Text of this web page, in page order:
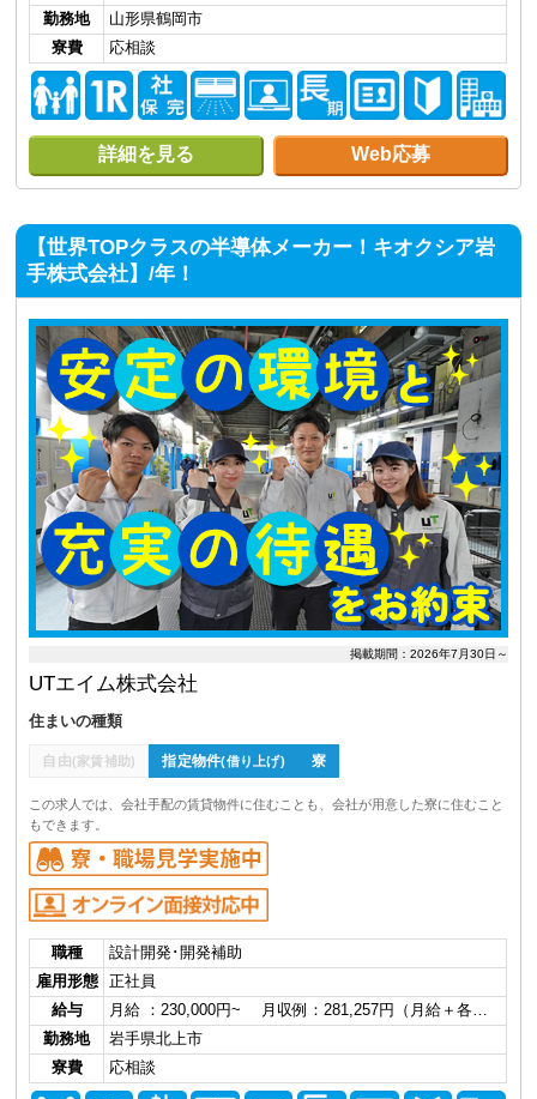
勤務地
山形県鶴岡市
寮費
応相談
詳細を見る Web応募
【世界TOPクラスの半導体メーカー！キオクシア岩
手株式会社】/年！
掲載期間：2026年7月30日～
UTエイム株式会社
住まいの種類
自由(家賃補助) 指定物件(借り上げ) 寮
この求人では、会社手配の賃貸物件に住むことも、会社が用意した寮に住むこと
もできます。
職種
設計開発･開発補助
雇用形態
正社員
給与
月給 ：230,000円~ 月収例：281,257円（月給＋各…
勤務地
岩手県北上市
寮費
応相談